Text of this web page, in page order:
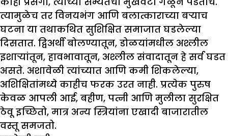
त्यामुळेच तर विनयभंग आणि बलात्काराच्या बऱ्याच
घटना या तथाकथित सुशिक्षित समाजात घडलेल्या
दिसतात. द्विअर्थी बोलण्यातून, डोळयांमधील अश्लील
इशाऱ्यांतून, हावभावातून, अश्लील संवादातून हे सर्व घडत
असते. अशावेळी त्यांच्यात आणि कमी शिकलेल्या,
अशिक्षितांमध्ये काहीच फरक उरत नाही. प्रत्येक पुरुष
केवळ आपली आई, बहीण, पत्नी आणि मुलीला सुरक्षित
ठेवू इच्छितो, मात्र अन्य स्त्रियांना एखादी बाजारातील
वस्तू समजतो.